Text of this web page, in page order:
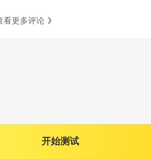
看更多评论
开始测试